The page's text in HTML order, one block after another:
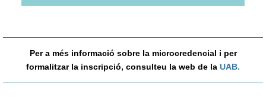
Per a més informació sobre la microcredencial i per
formalitzar la inscripció, consulteu la web de la UAB.